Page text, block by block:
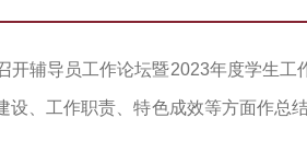
开辅导员工作论坛暨2023年度学生工
、工作职责、特色成效等方面作总